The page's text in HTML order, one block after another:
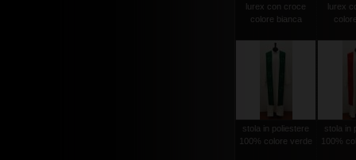
lurex con croce
colore bianca
lurex
stola in poliestere
100% colore verde
stola in
100%